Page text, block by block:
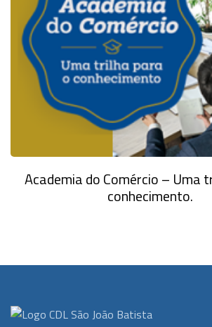
Academia do Comércio – Uma
conhecimento.